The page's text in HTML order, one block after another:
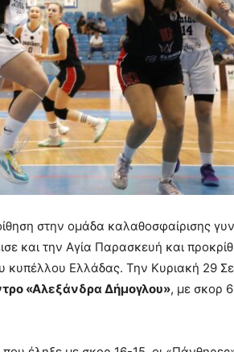
στην ομάδα καλαθοσφαίρισης
και την Αγία Παρασκευή και
κυπέλλου Ελλάδας. Την Κυριακή 29
«Αλεξάνδρα Δήμογλου», με σκορ